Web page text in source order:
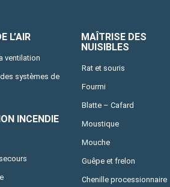
L’AIR
ventilation
systèmes de
INCENDIE
MAÎTRISE DES
NUISIBLES
Rat et souris
Fourmi
Blatte – Cafard
Moustique
Mouche
Guêpe et frelon
Chenille processionnaire